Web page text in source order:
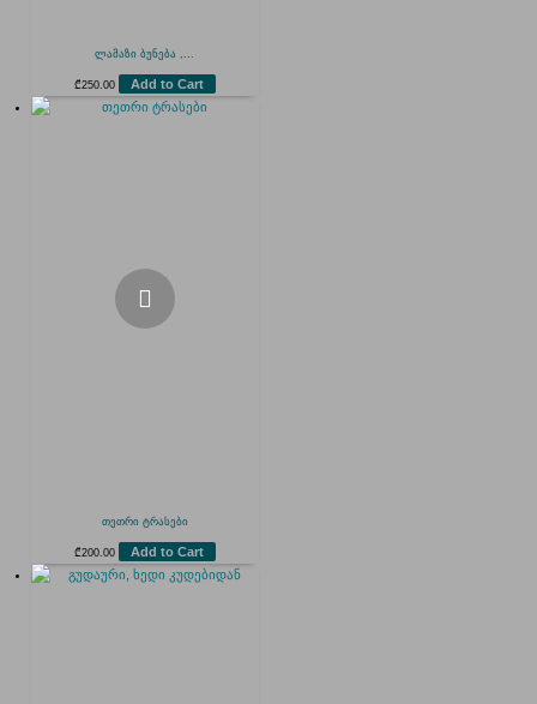
ლამაზი ბუნება ,...
₾250.00 Add to Cart
თეთრი ტრასები
₾200.00 Add to Cart